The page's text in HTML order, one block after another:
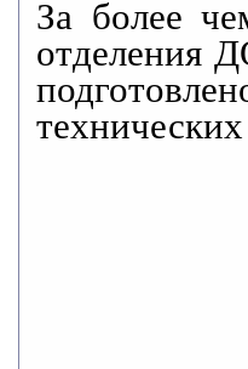
За более
отделения